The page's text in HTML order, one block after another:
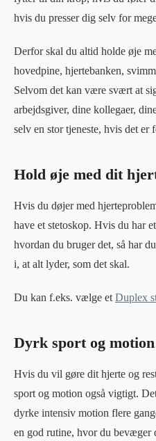
hvis du presser dig selv for
Derfor skal du altid holde øje
hovedpine, hjertebanken,
Selvom det kan være svært at
arbejdsgiver, dine kollegaer,
selv en stor tjeneste, hvis det er
Hold øje med dit
Hvis du døjer med
have et stetoskop. Hvis du har
hvordan du bruger det, så har
i, at alt lyder, som det skal.
Du kan f.eks. vælge et Duplex
Dyrk sport og
Hvis du vil gøre dit hjerte og
sport og motion også vigtigt.
dyrke intensiv motion flere
en god rutine, hvor du